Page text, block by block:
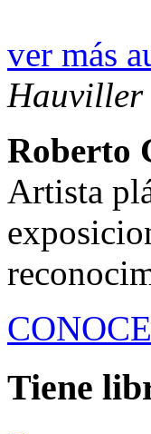
ver más
Hauviller
Roberto
Artista
Tiene